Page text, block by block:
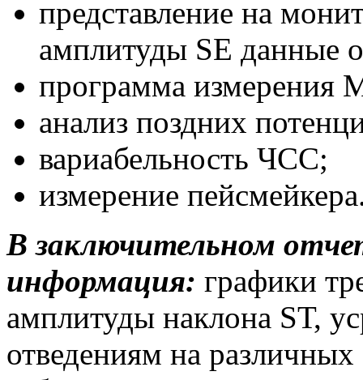
представление на
амплитуды SЕ данные
программа измерения
анализ поздних
вариабельность ЧСС;
измерение
В заключительном
информация: графики
амплитуды наклона SТ,
отведениям на